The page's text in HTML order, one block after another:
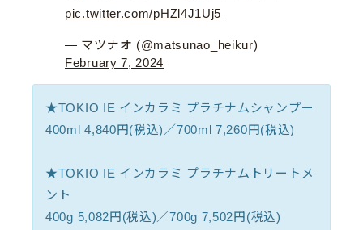
pic.twitter.com/pHZl4J1Uj5
— マツナオ (@matsunao_heikur)
February 7, 2024
★TOKIO IE インカラミ プラチナムシャンプー
400ml 4,840円(税込)／700ml 7,260円(税込)
★TOKIO IE インカラミ プラチナムトリートメ
ント
400g 5,082円(税込)／700g 7,502円(税込)